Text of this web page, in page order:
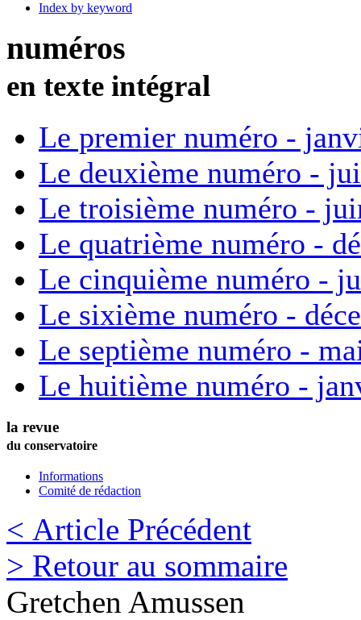
Index by keyword
numéros
en texte intégral
Le premier numéro -
Le deuxième numéro -
Le troisième numéro -
Le quatrième numéro -
Le cinquième numéro -
Le sixième numéro -
Le septième numéro -
Le huitième numéro -
la revue
du conservatoire
Informations
Comité de rédaction
< Article Précédent
> Retour au sommaire
Gretchen Amussen